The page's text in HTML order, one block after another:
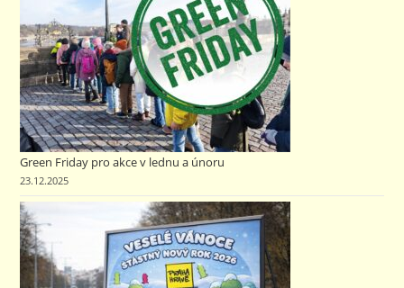
Green Friday pro akce v lednu a únoru
23.12.2025